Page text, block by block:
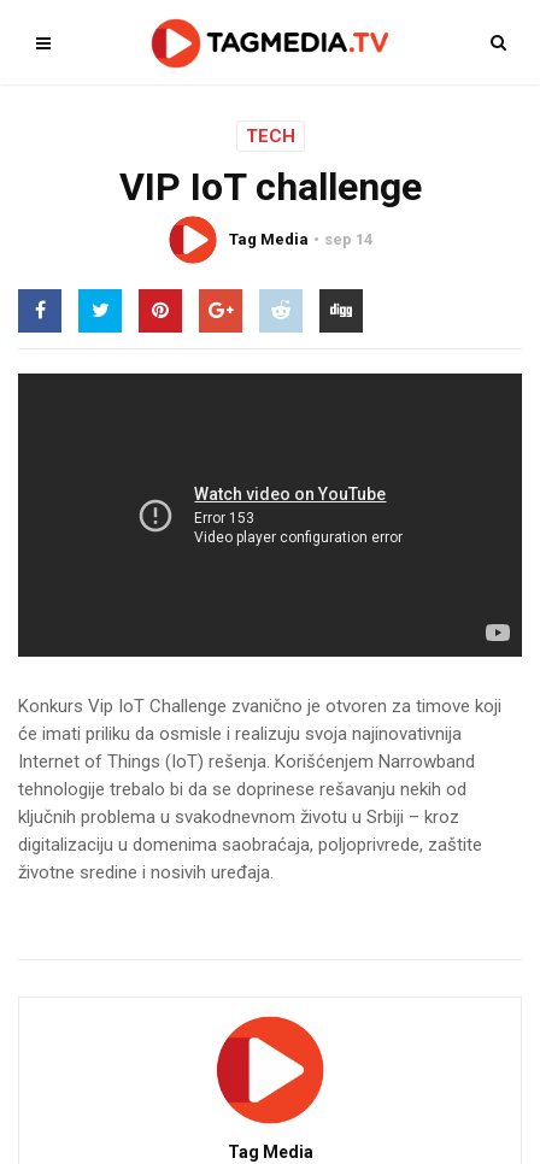
TECH
VIP IoT challenge
Tag Media sep 14
Konkurs Vip IoT Challenge zvanično je otvoren za timove koji
će imati priliku da osmisle i realizuju svoja najinovativnija
Internet of Things (IoT) rešenja. Korišćenjem Narrowband
tehnologije trebalo bi da se doprinese rešavanju nekih od
ključnih problema u svakodnevnom životu u Srbiji – kroz
digitalizaciju u domenima saobraćaja, poljoprivrede, zaštite
životne sredine i nosivih uređaja.
Tag Media